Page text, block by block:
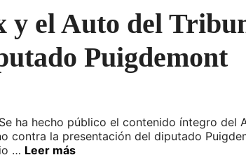
el Auto del
Puigdemont
ha hecho público el contenido íntegro del
contra la presentación del diputado
… Leer más